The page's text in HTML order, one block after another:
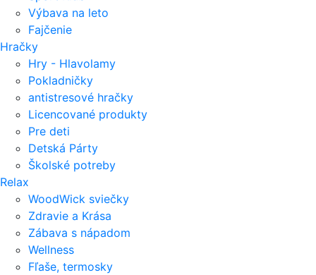
Výbava na leto
Fajčenie
Hračky
Hry - Hlavolamy
Pokladničky
antistresové hračky
Licencované produkty
Pre deti
Detská Párty
Školské potreby
Relax
WoodWick sviečky
Zdravie a Krása
Zábava s nápadom
Wellness
Fľaše, termosky